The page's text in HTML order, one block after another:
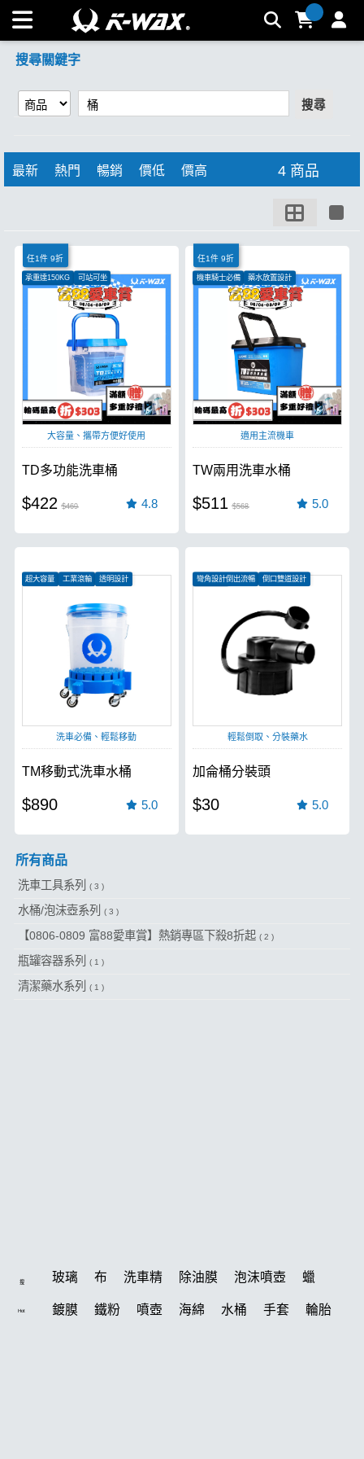
【桶】搜尋結果 | K-WAX台灣汽車美容材料
搜尋關鍵字
搜尋
最新 熱門 暢銷 價低 價高 4 商品
任1件 9折
承重達150KG
可站可坐
水管固定架設計
大容量、攜帶方便好使用
TD多功能洗車桶
$422 $469 4.8
任1件 9折
機車騎士必備
藥水放置設計
蜂巢式隔離網
適用主流機車
TW兩用洗車水桶
$511 $568 5.0
超大容量 工業滾輪 透明設計
洗車必備、輕鬆移動
TM移動式洗車水桶
$890 5.0
彎角設計倒出流暢
倒口雙道設計
輕鬆倒取、分裝藥水
加侖桶分裝頭
$30 5.0
所有商品
洗車工具系列 ( 3 )
水桶/泡沫壺系列 ( 3 )
【0806-0809 富88愛車賞】熱銷專區下殺8折起 ( 2 )
瓶罐容器系列 ( 1 )
清潔藥水系列 ( 1 )
搜
Hot
玻璃 布 洗車精 除油膜 泡沫噴壺 蠟
鍍膜 鐵粉 噴壺 海綿 水桶 手套 輪胎